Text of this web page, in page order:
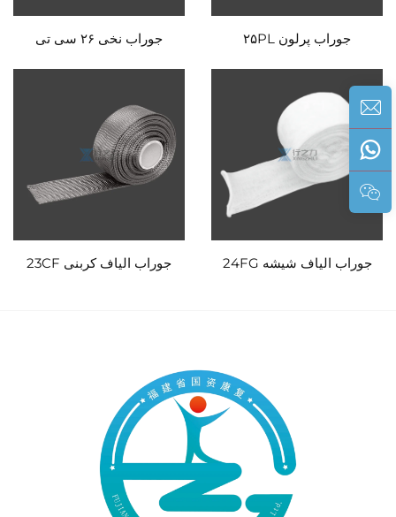
جوراب پرلون ۲۵PL جوراب نخی ۲۶ سی تی
جوراب الیاف شیشه 24FG جوراب الیاف کربنی 23CF